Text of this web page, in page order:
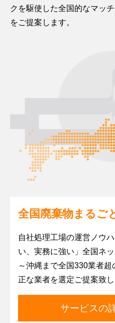
クを駆使した全国的なマッ
をご提案します。
全国廃棄物まるご
自社処理工場の運営ノウ
い、実務に強い」全国ネ
～沖縄まで全国330業者
正な業者を選定ご提案致し
サービスの